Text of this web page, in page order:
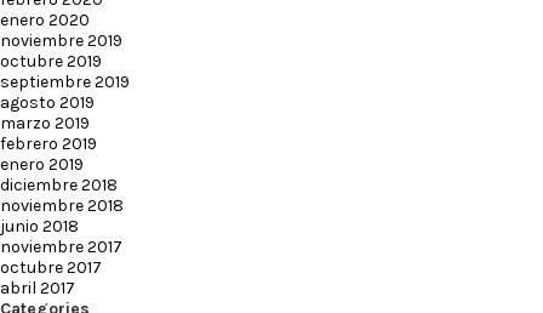
enero 2020
noviembre 2019
octubre 2019
septiembre 2019
agosto 2019
marzo 2019
febrero 2019
enero 2019
diciembre 2018
noviembre 2018
junio 2018
noviembre 2017
octubre 2017
abril 2017
Categories